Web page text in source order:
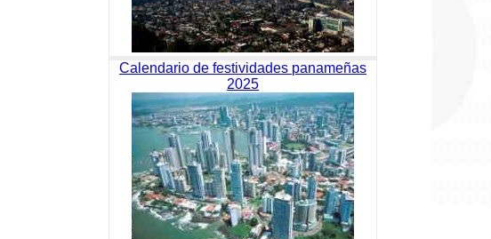
Calendario de festividades panameñas
2025